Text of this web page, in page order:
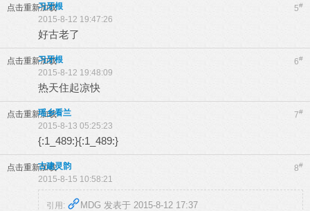
点击重新加载 5#
习牙根
2015-8-12 19:47:26
好古老了
点击重新加载 6#
习牙根
2015-8-12 19:48:09
热天住起凉快
点击重新加载 7#
瑶乡看兰
2015-8-13 05:25:23
{:1_489:}{:1_489:}
点击重新加载 8#
古建灵韵
2015-8-15 10:58:21
引用: MDG 发表于 2015-8-12 17:37